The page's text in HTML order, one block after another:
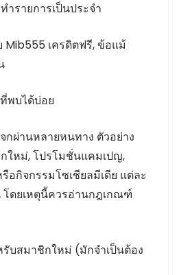
ำรายการเป็นประจำ
เครดิตฟรี, ข้อแม้
พบได้บ่อย
กผ่านหลายหนทาง ตัวอย่าง
ใหม่, โปรโมชั่นแคมเปญ,
อกิจกรรมโซเชียลมีเดีย แต่ละ
โดยเหตุนี้ควรอ่านกฎเกณฑ์
บสมาชิกใหม่ (มักจำเป็นต้อง